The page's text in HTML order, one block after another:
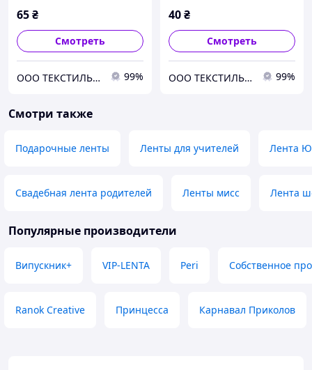
65₴
Смотреть
ООО ТЕКСТИЛЬ ГРУП 99%
40₴
Смотреть
ООО ТЕКСТИЛЬ ГРУП 99%
Смотри также
Подарочные ленты Ленты для учителей Лента
Свадебная лента родителей Ленты мисс Лента
Популярные производители
Випускник+ VIP-LENTA Peri Собственное
Ranok Creative Принцесса Карнавал Приколов